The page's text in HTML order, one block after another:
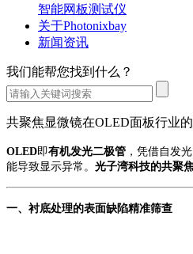
智能网板测试仪
关于Photonixbay
新闻资讯
我们能帮您找到什么？
共聚焦显微镜在OLED面板行业
OLED即有机发光二极管 ， 凭借自发
能导致显示异常。 光子湾科技的共聚
一、 衬底处理的表面缺陷精准筛查